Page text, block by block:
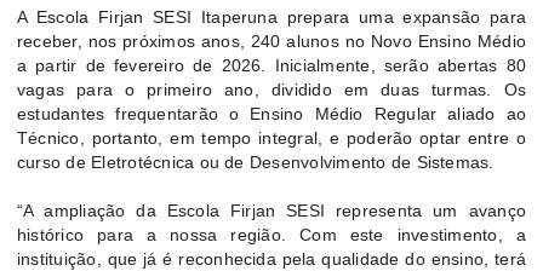
A Escola Firjan SESI Itaperuna prepara uma expansão para
receber, nos próximos anos, 240 alunos no Novo Ensino Médio
a partir de fevereiro de 2026. Inicialmente, serão abertas 80
vagas para o primeiro ano, dividido em duas turmas. Os
estudantes frequentarão o Ensino Médio Regular aliado ao
Técnico, portanto, em tempo integral, e poderão optar entre o
curso de Eletrotécnica ou de Desenvolvimento de Sistemas.
“A ampliação da Escola Firjan SESI representa um avanço
histórico para a nossa região. Com este investimento, a
instituição, que já é reconhecida pela qualidade do ensino, terá